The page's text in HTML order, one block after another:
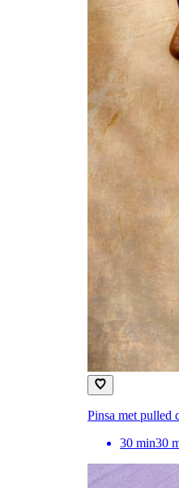
Pinsa met pulled
30 min30